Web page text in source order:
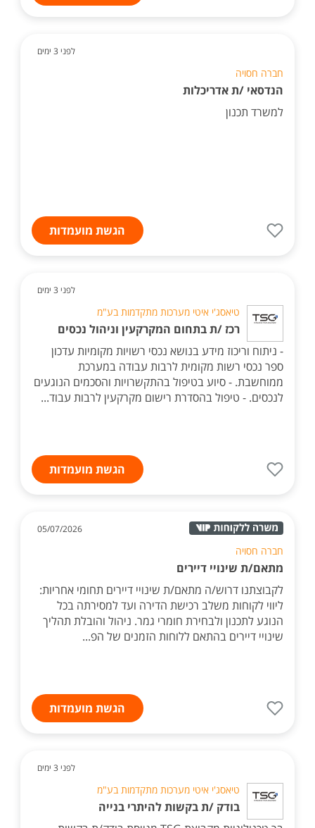
לפני 3 ימים
חברה חסויה
הנדסאי /ת אדריכלות
למשרד תכנון
הגשת מועמדות
לפני 3 ימים
טיאסג'י איטי מערכות מתקדמות בע"מ
רכז /ת בתחום המקרקעין וניהול נכסים
- ניתוח וריכוז מידע בנושא נכסי רשויות מקומיות עדכון
ספר נכסי רשות מקומית לרבות עבודה במערכת
ממוחשבת. - סיוע בטיפול בהתקשרויות והסכמים הנוגעים
לנכסים. - טיפול בהסדרת רישום מקרקעין לרבות עבוד...
הגשת מועמדות
05/07/2026
חברה חסויה
מתאם/ת שינויי דיירים
לקבוצתנו דרוש/ה מתאם/ת שינויי דיירים תחומי אחריות:
ליווי לקוחות משלב רכישת הדירה ועד למסירתה בכל
הנוגע לתכנון ולבחירת חומרי גמר. ניהול והובלת תהליך
שינויי דיירים בהתאם ללוחות הזמנים של הפ...
הגשת מועמדות
לפני 3 ימים
טיאסג'י איטי מערכות מתקדמות בע"מ
בודק /ת בקשות להיתרי בנייה